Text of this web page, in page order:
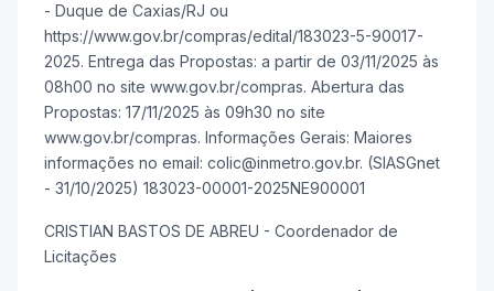
- Duque de Caxias/RJ ou
https://www.gov.br/compras/edital/183023-5-90017-
2025. Entrega das Propostas: a partir de 03/11/2025 às
08h00 no site www.gov.br/compras. Abertura das
Propostas: 17/11/2025 às 09h30 no site
www.gov.br/compras. Informações Gerais: Maiores
informações no email: colic@inmetro.gov.br. (SIASGnet
- 31/10/2025) 183023-00001-2025NE900001
CRISTIAN BASTOS DE ABREU - Coordenador de
Licitações